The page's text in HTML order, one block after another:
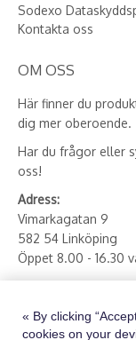
Sodexo
Kontakta oss
OM OSS
Här finner du
dig mer oberoende.
Har du frågor eller
oss!
Adress:
Vimarkagatan 9
582 54 Linköping
Öppet 8.00 - 16.30
Besök vår
« By clicking
cookies on your